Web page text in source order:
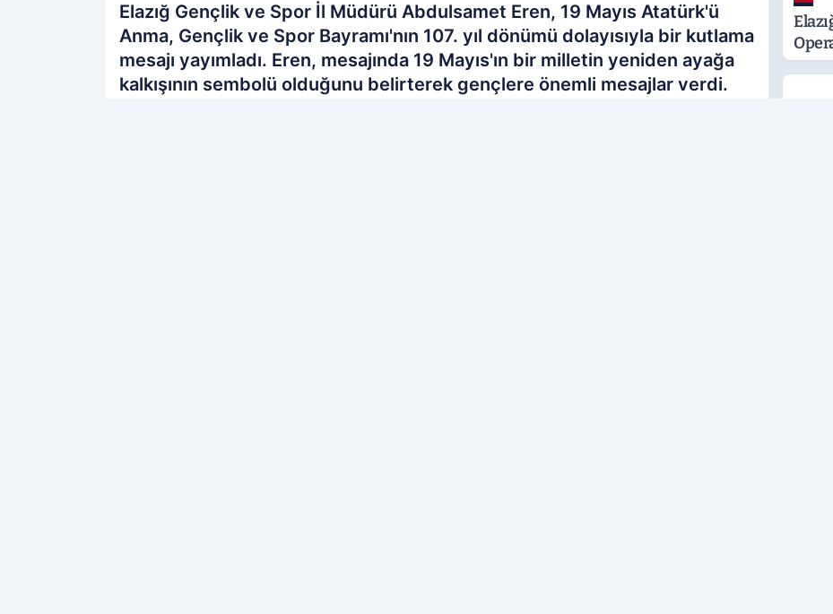
Elazığ Gençlik ve Spor İl Müdürü Abdulsamet Eren, 19 Mayıs Atatürk'ü
Anma, Gençlik ve Spor Bayramı'nın 107. yıl dönümü dolayısıyla bir kutlama
mesajı yayımladı. Eren, mesajında 19 Mayıs'ın bir milletin yeniden ayağa
kalkışının sembolü olduğunu belirterek gençlere önemli mesajlar verdi.